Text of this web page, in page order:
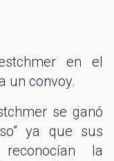
en el
un convoy.
se ganó
ya que sus
la